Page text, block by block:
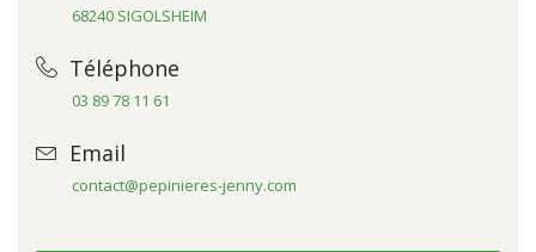
68240 SIGOLSHEIM
Téléphone
03 89 78 11 61
Email
contact@pepinieres-jenny.com